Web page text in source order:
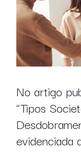
No artigo
“Tipos
evidenciada